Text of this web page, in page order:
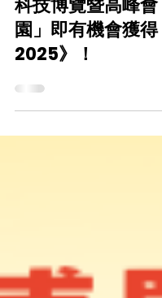
📣 一站式照護食資
科技博覽暨高峰
園」即有機會獲得
2025》！